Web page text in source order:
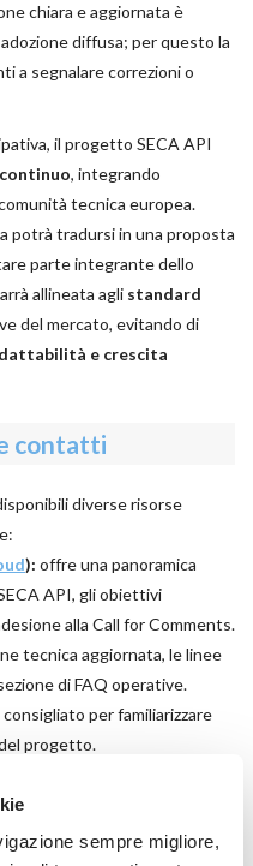
sempre migliore,
chiara e aggiornata è
diffusa; per questo la
a segnalare correzioni o
il progetto SECA API
, integrando
tecnica europea.
potrà tradursi in una proposta
parte integrante dello
allineata agli standard
del mercato, evitando di
e crescita
contatti
diverse risorse
): offre una panoramica
API, gli obiettivi
alla Call for Comments.
tecnica aggiornata, le linee
di FAQ operative.
per familiarizzare
progetto.
github.com/eu-sovereign-
le RFC già sottoposte,